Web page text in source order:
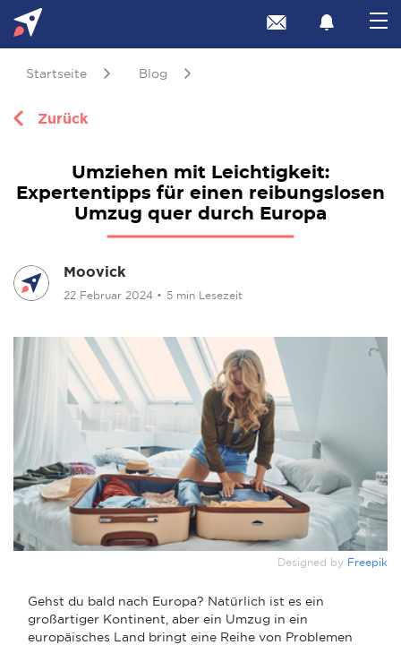
Startseite Blog
Zurück
Umziehen mit Leichtigkeit:
Expertentipps für einen reibungslosen
Umzug quer durch Europa
Moovick
22 Februar 2024 • 5 min Lesezeit
Designed by Freepik
Gehst du bald nach Europa? Natürlich ist es ein
großartiger Kontinent, aber ein Umzug in ein
europäisches Land bringt eine Reihe von Problemen